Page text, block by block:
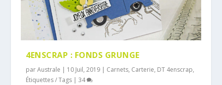
4ENSCRAP : FONDS GRUNGE
parAustrale | 10 Juil, 2019 | Carnets, Carterie, DT 4enscrap,
Étiquettes / Tags |34